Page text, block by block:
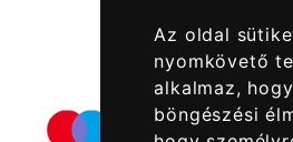
Az oldal
nyomkövető
alkalmaz,
böngészési